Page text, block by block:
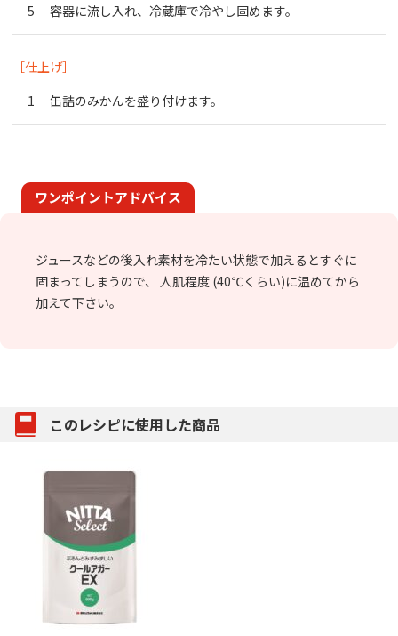
容器に流し入れ、冷蔵庫で冷やし固めます。
［仕上げ］
缶詰のみかんを盛り付けます。
ワンポイントアドバイス
ジュースなどの後入れ素材を冷たい状態で加えるとすぐに
固まってしまうので、 人肌程度 (40℃くらい)に温めてから
加えて下さい。
このレシピに使用した商品